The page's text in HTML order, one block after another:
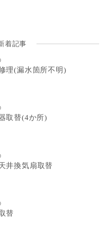
着記事
理(漏水箇所不明)
取替(4か所)
井換気扇取替
替